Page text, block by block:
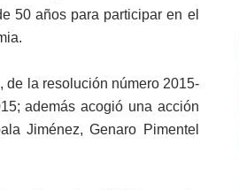
50 años para participar en el
de la resolución número 2015-
además acogió una acción
Jiménez, Genaro Pimentel